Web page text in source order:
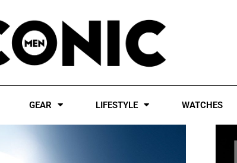
GEAR LIFESTYLE WATCHES